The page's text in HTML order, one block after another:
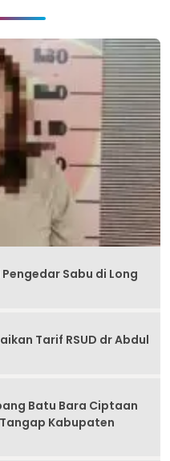
Sabu di Long
Tarif RSUD dr Abdul
Batu Bara Ciptaan
Kabupaten